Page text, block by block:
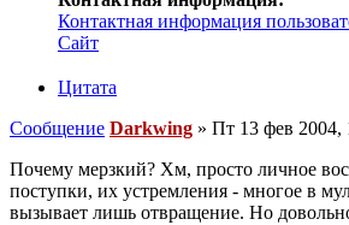
Контактная информация
Сайт
Цитата
Сообщение Darkwing » Пт 13 фев 2004,
Почему мерзкий? Хм, просто личное
поступки, их устремления - многое в
вызывает лишь отвращение. Но